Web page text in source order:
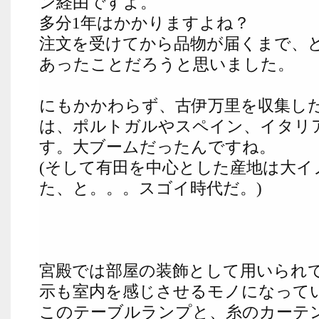
多分1年はかかりますよね？
注文を受けてから品物が届くまで、
あったことだろうと思いました。
にもかかわらず、古伊万里を収集し
は、ポルトガルやスペイン、イタリ
す。大ブームだったんですね。
(そして有田を中心とした産地は大
た、と。。。スゴイ時代だ。)
宮殿では部屋の装飾として用いられ
示も室内を感じさせるモノになって
このテーブルランプと、糸のカーテ